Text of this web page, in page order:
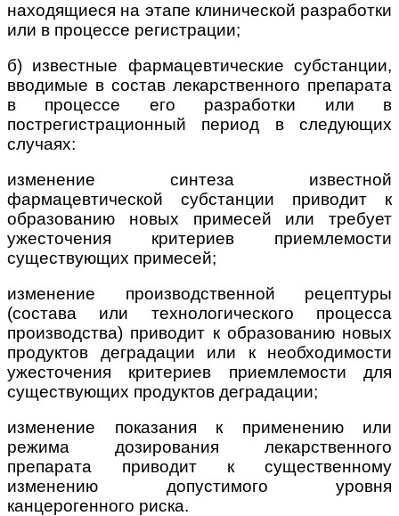
находящиеся на этапе клинической разработки
или в процессе регистрации;
б) известные фармацевтические субстанции,
вводимые в состав лекарственного препарата
в процессе его разработки или в
пострегистрационный период в следующих
случаях:
изменение синтеза известной
фармацевтической субстанции приводит к
образованию новых примесей или требует
ужесточения критериев приемлемости
существующих примесей;
изменение производственной рецептуры
(состава или технологического процесса
производства) приводит к образованию новых
продуктов деградации или к необходимости
ужесточения критериев приемлемости для
существующих продуктов деградации;
изменение показания к применению или
режима дозирования лекарственного
препарата приводит к существенному
изменению допустимого уровня
канцерогенного риска.